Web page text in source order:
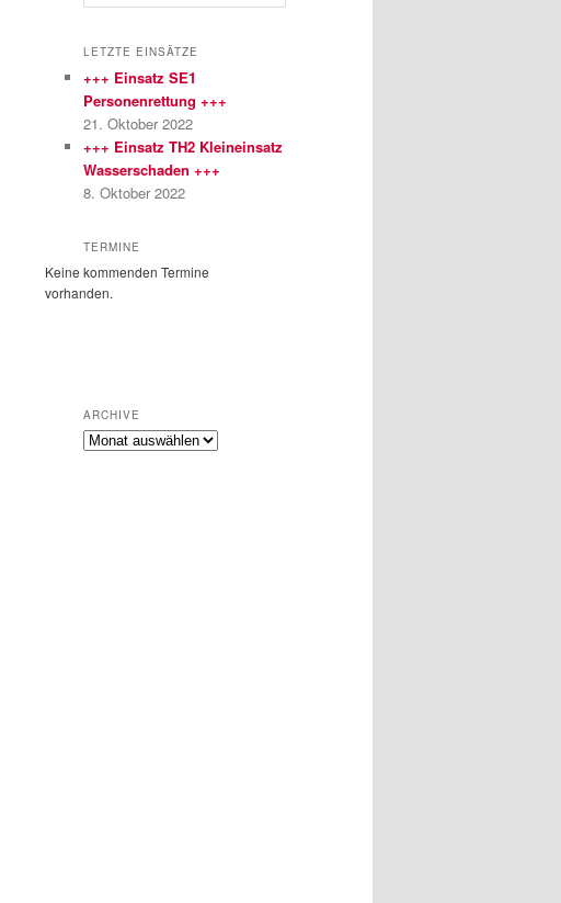
u
h
n
LETZTE EINSÄTZE
+++ Einsatz SE1
Personenrettung +++
21. Oktober 2022
+++ Einsatz TH2 Kleineinsatz
Wasserschaden +++
8. Oktober 2022
TERMINE
Keine kommenden Termine
vorhanden.
ARCHIVE
Archive